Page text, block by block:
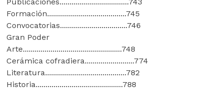
Formación........................................745
Convocatorias..................................746
Gran Poder
Arte..................................................748
Cerámica cofradiera.........................774
Literatura.........................................782
Historia............................................788